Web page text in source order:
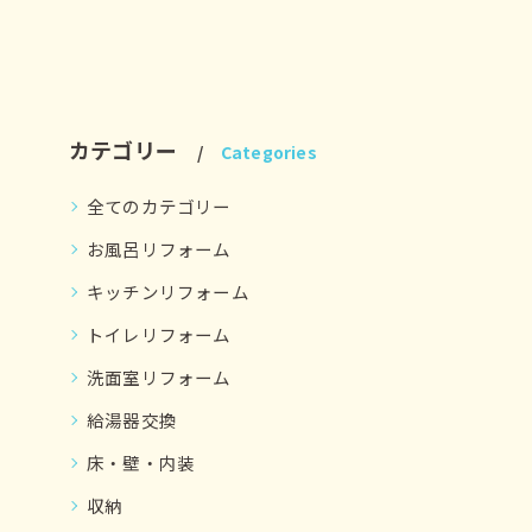
カテゴリー Categories
全てのカテゴリー
お風呂リフォーム
キッチンリフォーム
トイレリフォーム
洗面室リフォーム
給湯器交換
床・壁・内装
収納